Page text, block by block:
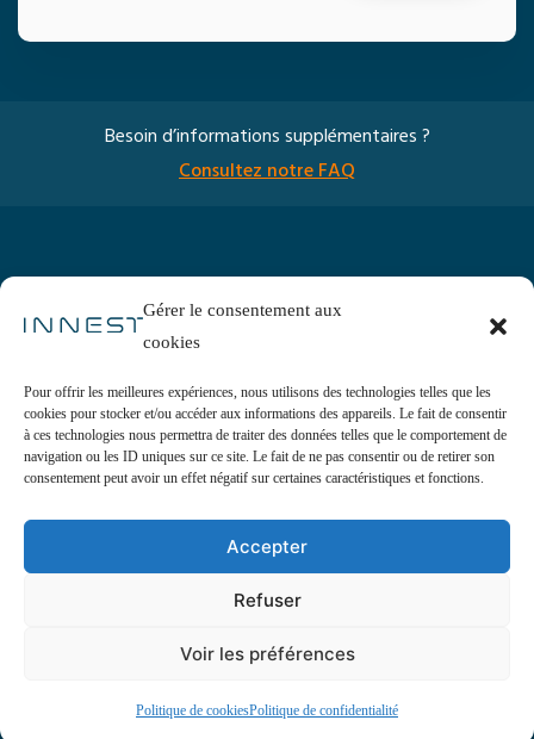
Gérer le consentement aux
cookies
Pour offrir les meilleures expériences, nous utilisons des technologies telles que les
cookies pour stocker et/ou accéder aux informations des appareils. Le fait de consentir
à ces technologies nous permettra de traiter des données telles que le comportement de
navigation ou les ID uniques sur ce site. Le fait de ne pas consentir ou de retirer son
consentement peut avoir un effet négatif sur certaines caractéristiques et fonctions.
Accepter
Refuser
Voir les préférences
Politique de cookiesPolitique de confidentialité
Besoin d’informations supplémentaires ?
Consultez notre FAQ
Nos experts
Startups
Blog
A propos
Contact
Centre de confidentialité